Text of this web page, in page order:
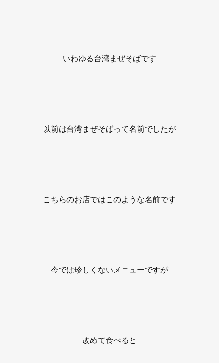
いわゆる台湾まぜそばです
以前は台湾まぜそばって名前でしたが
こちらのお店ではこのような名前です
今では珍しくないメニューですが
改めて食べると